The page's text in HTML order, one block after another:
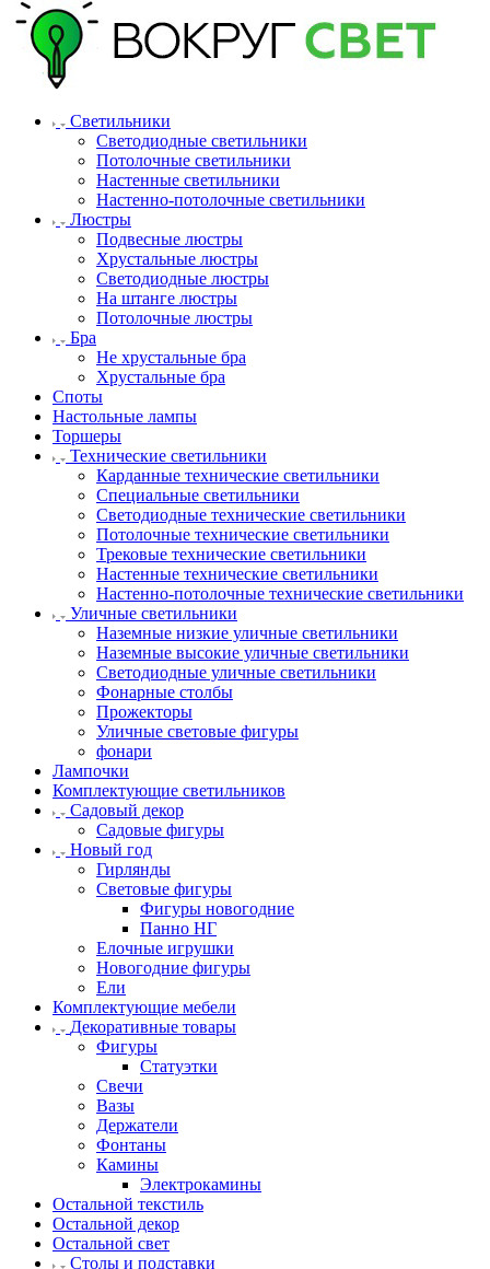
Светильники
Светодиодные светильники
Потолочные светильники
Настенные светильники
Настенно-потолочные светильники
Люстры
Подвесные люстры
Хрустальные люстры
Светодиодные люстры
На штанге люстры
Потолочные люстры
Бра
Не хрустальные бра
Хрустальные бра
Споты
Настольные лампы
Торшеры
Технические светильники
Карданные технические светильники
Специальные светильники
Светодиодные технические светильники
Потолочные технические светильники
Трековые технические светильники
Настенные технические светильники
Настенно-потолочные технические светильники
Уличные светильники
Наземные низкие уличные светильники
Наземные высокие уличные светильники
Светодиодные уличные светильники
Фонарные столбы
Прожекторы
Уличные световые фигуры
фонари
Лампочки
Комплектующие светильников
Садовый декор
Садовые фигуры
Новый год
Гирлянды
Световые фигуры
Фигуры новогодние
Панно НГ
Елочные игрушки
Новогодние фигуры
Ели
Комплектующие мебели
Декоративные товары
Фигуры
Статуэтки
Свечи
Вазы
Держатели
Фонтаны
Камины
Электрокамины
Остальной текстиль
Остальной декор
Остальной свет
Столы и подставки